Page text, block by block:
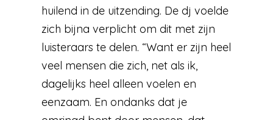
huilend in de uitzending. De dj voelde
zich bijna verplicht om dit met zijn
luisteraars te delen. “Want er zijn heel
veel mensen die zich, net als ik,
dagelijks heel alleen voelen en
eenzaam. En ondanks dat je